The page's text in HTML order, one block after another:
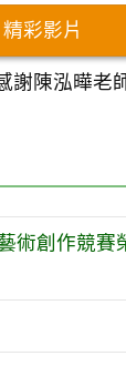
精彩影片
陳泓曄老
術創作競